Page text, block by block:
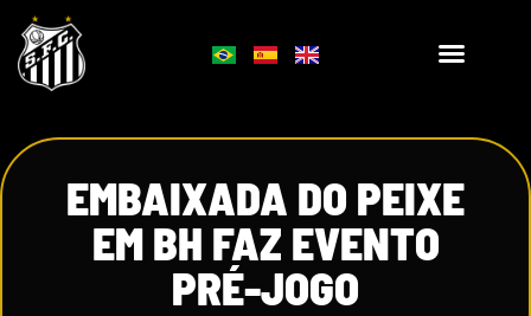
EMBAIXADA DO PEIXE
EM BH FAZ EVENTO
PRÉ-JOGO